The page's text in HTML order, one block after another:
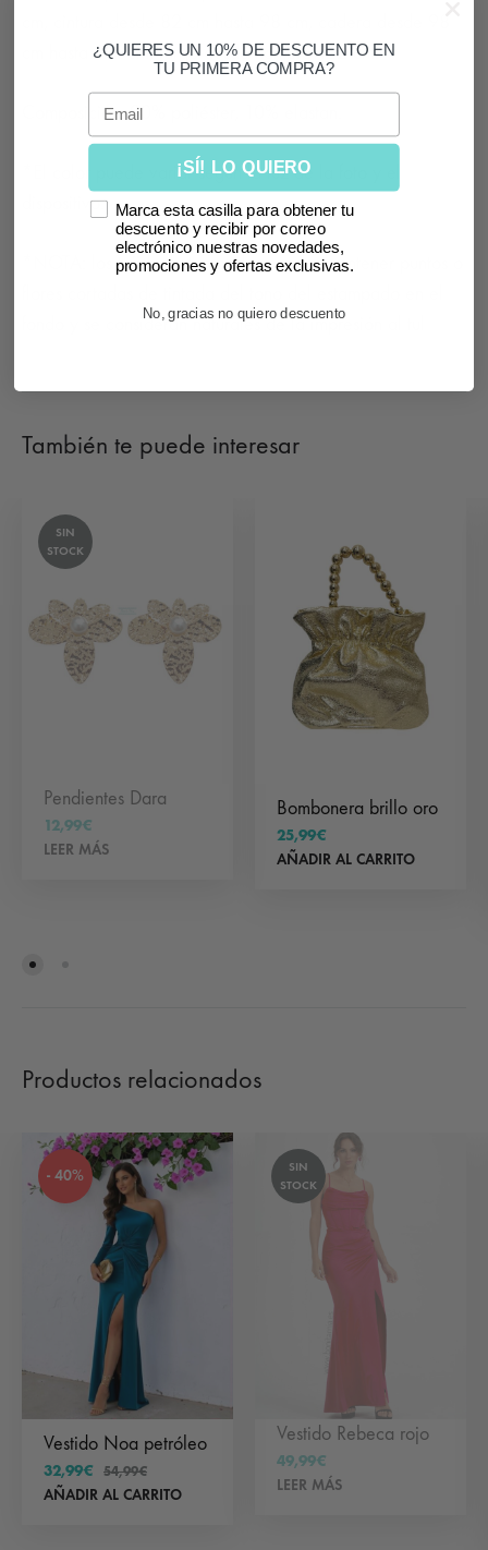
cm hasta 114 cm, largo desde hombro 122 cm.
Composición: 90% poliéster, 10% elastan.
*El color puede variar según la luz de la foto y el
dispositivo.
*NOTA: los tejidos estampados pueden contener puntos o
fondo y se consideran naturales de la impresión al tul
También te puede interesar
SIN
STOCK
Pendientes Dara
12,99€
LEER MÁS
Bombonera brillo oro
25,99€
AÑADIR AL CARRITO
Productos relacionados
- 40%
Vestido Noa petróleo
32,99€ 54,99€
AÑADIR AL CARRITO
SIN
STOCK
Vestido Rebeca rojo
49,99€
LEER MÁS
¿QUIERES UN 10% DE DESCUENTO EN
TU PRIMERA COMPRA?
Email
¡SÍ! LO QUIERO
Marca esta casilla para obtener tu
descuento y recibir por correo
electrónico nuestras novedades,
promociones y ofertas exclusivas.
No, gracias no quiero descuento